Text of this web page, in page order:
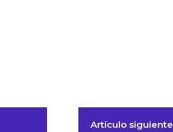
Artículo siguiente